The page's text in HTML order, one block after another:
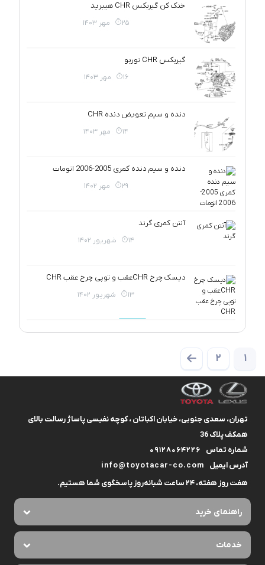
خنک کن گیربکس CHR هیبرید
25 مهر 1403
گیربکس CHR توربو
16 مهر 1403
دنده و سیم تعویض دنده CHR
14 مهر 1403
دنده و سیم دنده کمری 2005-2006 اتومات
29 مهر 1402
آنتن کمری گرند
14 شهریور 1402
دیسک چرخ CHRعقب و توپی چرخ عقب CHR
13 شهریور 1402
1
2
تهران، سعدی جنوبی، خیابان اکباتان ، کوچه نفیسی پاساژ رسالت بالای
همکف پلاک 36
شماره تماس
09128064226
آدرس ایمیل
info@toyotacar-co.com
هفت روز هفته، ۲۴ ساعت شبانه‌روز پاسخگوی شما هستیم.
راهنمای خرید
خدمات